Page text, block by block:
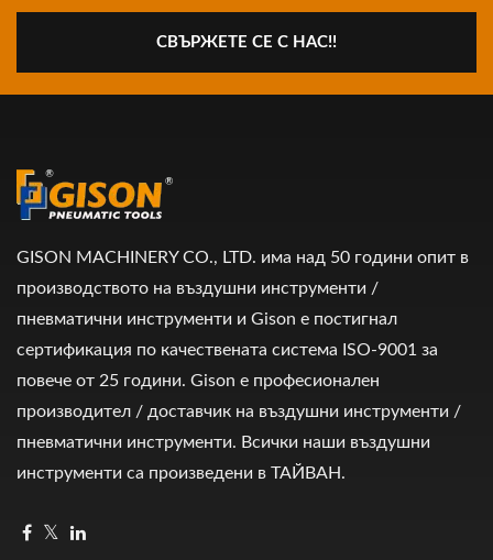
СВЪРЖЕТЕ СЕ С НАС!!
GISON MACHINERY CO., LTD. има над 50 години опит в
производството на въздушни инструменти /
пневматични инструменти и Gison е постигнал
сертификация по качествената система ISO-9001 за
повече от 25 години. Gison е професионален
производител / доставчик на въздушни инструменти /
пневматични инструменти. Всички наши въздушни
инструменти са произведени в ТАЙВАН.